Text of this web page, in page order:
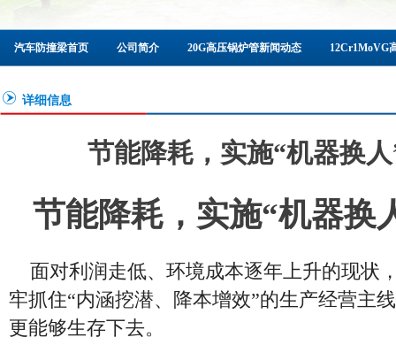
汽车防撞梁首页 公司简介 20G高压锅炉管新闻动态 12Cr1MoVG
详细信息
节能降耗，实施“机器换
节能降耗，实施“机器换
面对利润走低、环境成本逐年上升的现状
牢抓住“内涵挖潜、降本增效”的生产经营主
更能够生存下去。